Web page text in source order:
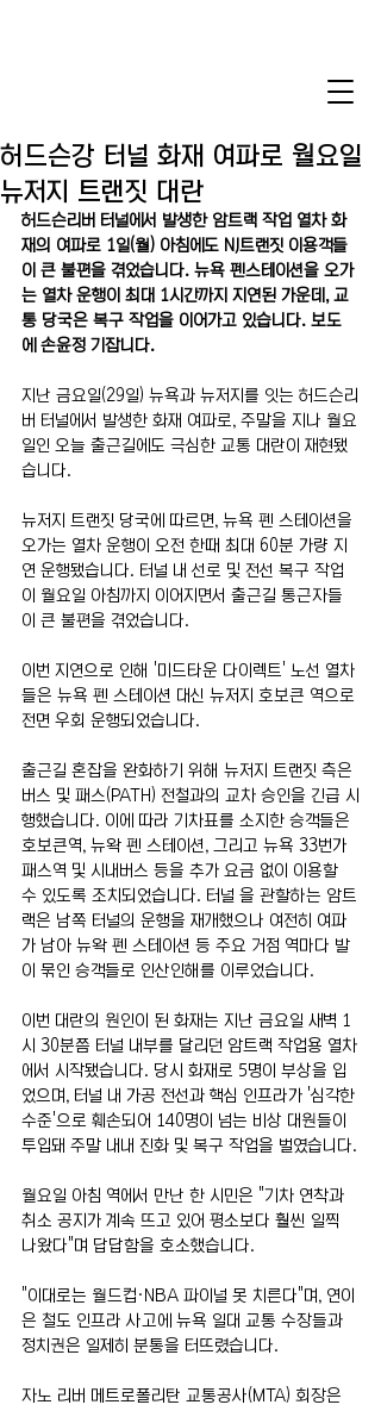
허드슨강 터널 화재 여파로 월요일
뉴저지 트랜짓 대란
허드슨리버 터널에서 발생한 암트랙 작업 열차 화
재의 여파로 1일(월) 아침에도 NJ트랜짓 이용객들
이 큰 불편을 겪었습니다. 뉴욕 펜스테이션을 오가
는 열차 운행이 최대 1시간까지 지연된 가운데, 교
통 당국은 복구 작업을 이어가고 있습니다. 보도
에 손윤정 기잡니다.
지난 금요일(29일) 뉴욕과 뉴저지를 잇는 허드슨리
버 터널에서 발생한 화재 여파로, 주말을 지나 월요
일인 오늘 출근길에도 극심한 교통 대란이 재현됐
습니다.
뉴저지 트랜짓 당국에 따르면, 뉴욕 펜 스테이션을
오가는 열차 운행이 오전 한때 최대 60분 가량 지
연 운행됐습니다. 터널 내 선로 및 전선 복구 작업
이 월요일 아침까지 이어지면서 출근길 통근자들
이 큰 불편을 겪었습니다.
이번 지연으로 인해 '미드타운 다이렉트' 노선 열차
들은 뉴욕 펜 스테이션 대신 뉴저지 호보큰 역으로
전면 우회 운행되었습니다.
출근길 혼잡을 완화하기 위해 뉴저지 트랜짓 측은
버스 및 패스(PATH) 전철과의 교차 승인을 긴급 시
행했습니다. 이에 따라 기차표를 소지한 승객들은
호보큰역, 뉴왁 펜 스테이션, 그리고 뉴욕 33번가
패스역 및 시내버스 등을 추가 요금 없이 이용할
수 있도록 조치되었습니다. 터널 을 관할하는 암트
랙은 남쪽 터널의 운행을 재개했으나 여전히 여파
가 남아 뉴왁 펜 스테이션 등 주요 거점 역마다 발
이 묶인 승객들로 인산인해를 이루었습니다.
이번 대란의 원인이 된 화재는 지난 금요일 새벽 1
시 30분쯤 터널 내부를 달리던 암트랙 작업용 열차
에서 시작됐습니다. 당시 화재로 5명이 부상을 입
었으며, 터널 내 가공 전선과 핵심 인프라가 '심각한
수준'으로 훼손되어 140명이 넘는 비상 대원들이
투입돼 주말 내내 진화 및 복구 작업을 벌였습니다.
월요일 아침 역에서 만난 한 시민은 "기차 연착과
취소 공지가 계속 뜨고 있어 평소보다 훨씬 일찍
나왔다"며 답답함을 호소했습니다.
"이대로는 월드컵·NBA 파이널 못 치른다"며, 연이
은 철도 인프라 사고에 뉴욕 일대 교통 수장들과
정치권은 일제히 분통을 터뜨렸습니다.
자노 리버 메트로폴리탄 교통공사(MTA) 회장은